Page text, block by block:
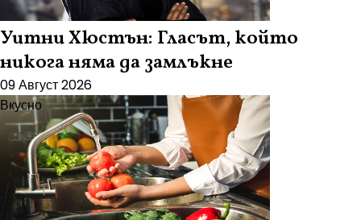
Уитни Хюстън: Гласът, който
никога няма да замлъкне
09 Август 2026
Вкусно